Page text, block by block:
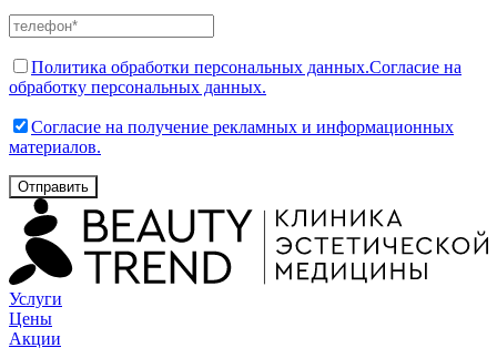
Политика обработки персональных данных.Согласие на
обработку персональных данных.
Согласие на получение рекламных и информационных
материалов.
Отправить
Услуги
Цены
Акции